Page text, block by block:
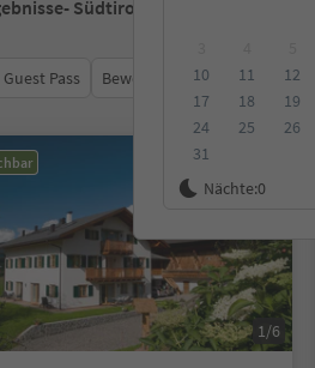
10
11 12
17
18 19
24
25 26
31
Nächte:0
- Südtirol
Pass Bewertungen Kategorie
1/6